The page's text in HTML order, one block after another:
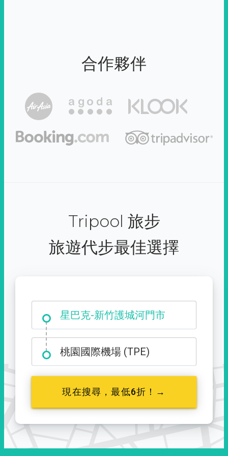
合作夥伴
Tripool 旅步
旅遊代步最佳選擇
星巴克-新竹護城河門市
大霸尖山登山口
桃園國際機場 (TPE)
現在搜尋，最低6折！→